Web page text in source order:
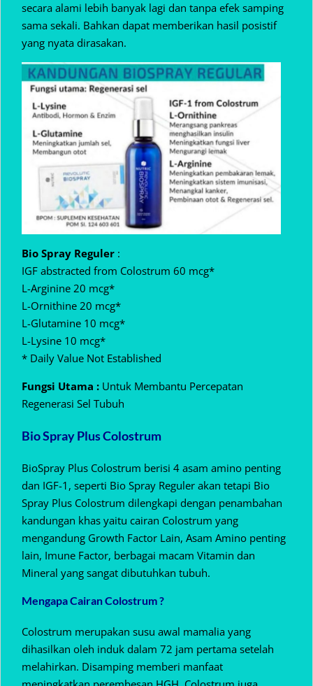
secara alami lebih banyak lagi dan tanpa efek samping
sama sekali. Bahkan dapat memberikan hasil posistif
yang nyata dirasakan.
Bio Spray Reguler :
IGF abstracted from Colostrum 60 mcg*
L-Arginine 20 mcg*
L-Ornithine 20 mcg*
L-Glutamine 10 mcg*
L-Lysine 10 mcg*
* Daily Value Not Established
Fungsi Utama : Untuk Membantu Percepatan
Regenerasi Sel Tubuh
Bio Spray Plus Colostrum
BioSpray Plus Colostrum berisi 4 asam amino penting
dan IGF-1, seperti Bio Spray Reguler akan tetapi Bio
Spray Plus Colostrum dilengkapi dengan penambahan
kandungan khas yaitu cairan Colostrum yang
mengandung Growth Factor Lain, Asam Amino penting
lain, Imune Factor, berbagai macam Vitamin dan
Mineral yang sangat dibutuhkan tubuh.
Mengapa Cairan Colostrum ?
Colostrum merupakan susu awal mamalia yang
dihasilkan oleh induk dalam 72 jam pertama setelah
melahirkan. Disamping memberi manfaat